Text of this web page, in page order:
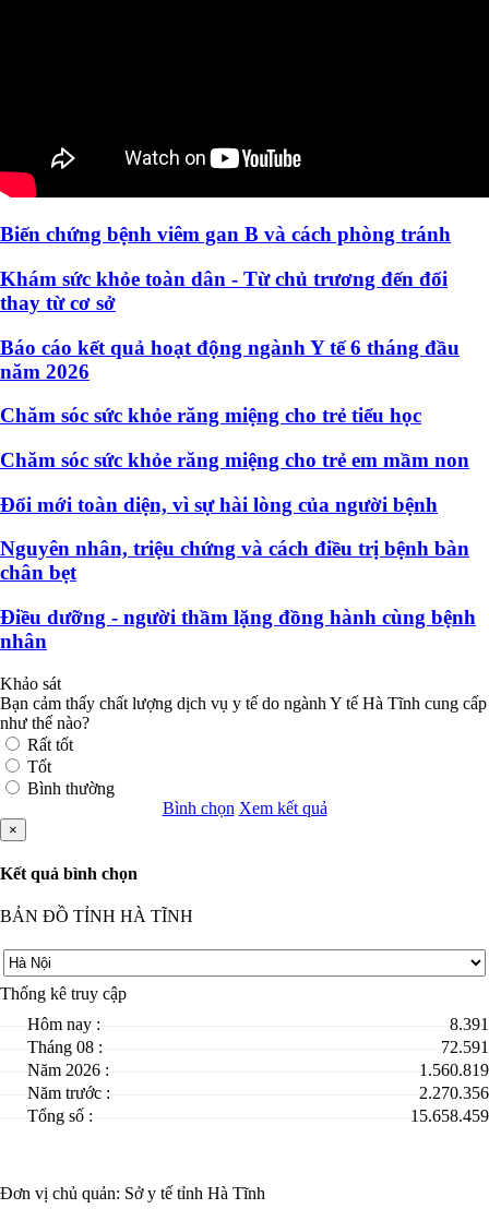
Biến chứng bệnh viêm gan B và cách phòng tránh
Khám sức khỏe toàn dân - Từ chủ trương đến đổi
thay từ cơ sở
Báo cáo kết quả hoạt động ngành Y tế 6 tháng đầu
năm 2026
Chăm sóc sức khỏe răng miệng cho trẻ tiểu học
Chăm sóc sức khỏe răng miệng cho trẻ em mầm non
Đổi mới toàn diện, vì sự hài lòng của người bệnh
Nguyên nhân, triệu chứng và cách điều trị bệnh bàn
chân bẹt
Điều dưỡng - người thầm lặng đồng hành cùng bệnh
nhân
Khảo sát
Bạn cảm thấy chất lượng dịch vụ y tế do ngành Y tế Hà Tĩnh cung cấp
như thế nào?
Rất tốt
Tốt
Bình thường
Bình chọn Xem kết quả
×
Kết quả bình chọn
BẢN ĐỒ TỈNH HÀ TĨNH
Thống kê truy cập
Hôm nay :
8.391
Tháng 08 :
72.591
Năm 2026 :
1.560.819
Năm trước :
2.270.356
Tổng số :
15.658.459
Đơn vị chủ quản: Sở y tế tỉnh Hà Tĩnh